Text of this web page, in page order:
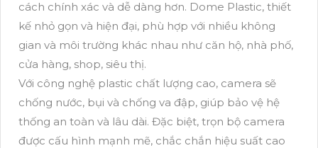
cách chính xác và dễ dàng hơn. Dome Plastic, thiết
kế nhỏ gọn và hiện đại, phù hợp với nhiều không
gian và môi trường khác nhau như căn hộ, nhà phố,
cửa hàng, shop, siêu thị.
Với công nghệ plastic chất lượng cao, camera sẽ
chống nước, bụi và chống va đập, giúp bảo vệ hệ
thống an toàn và lâu dài. Đặc biệt, trọn bộ camera
được cấu hình mạnh mẽ, chắc chắn hiệu suất cao